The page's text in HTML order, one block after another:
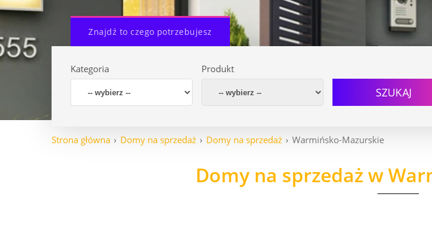
Znajdź to czego potrzebujesz
Kategoria Produkt
SZUKAJ
Strona główna Domy na sprzedaż Domy na sprzedaż Warmińsko-Mazurskie
Domy na sprzedaż w